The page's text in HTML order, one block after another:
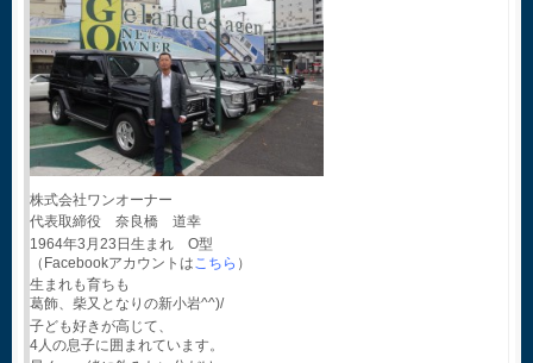
株式会社ワンオーナー
代表取締役 奈良橋 道幸
1964年3月23日生まれ O型
（Facebookアカウントはこちら ）
生まれも育ちも
葛飾、柴又となりの新小岩^^)/
子ども好きが高じて、
4人の息子に囲まれています。